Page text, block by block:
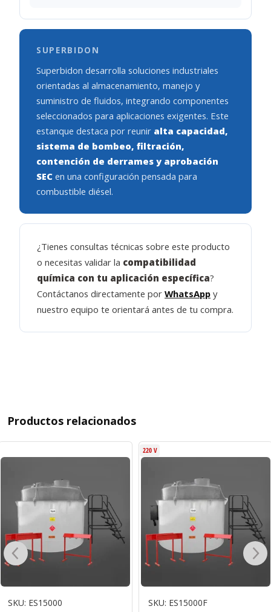
SUPERBIDON
Superbidon desarrolla soluciones industriales
orientadas al almacenamiento, manejo y
suministro de fluidos, integrando componentes
seleccionados para aplicaciones exigentes. Este
estanque destaca por reunir alta capacidad,
sistema de bombeo, filtración,
contención de derrames y aprobación
SEC en una configuración pensada para
combustible diésel.
¿Tienes consultas técnicas sobre este producto
o necesitas validar la compatibilidad
química con tu aplicación específica?
Contáctanos directamente porWhatsApp y
nuestro equipo te orientará antes de tu compra.
Productos relacionados
SKU: ES15000
SKU: ES15000F
220 V